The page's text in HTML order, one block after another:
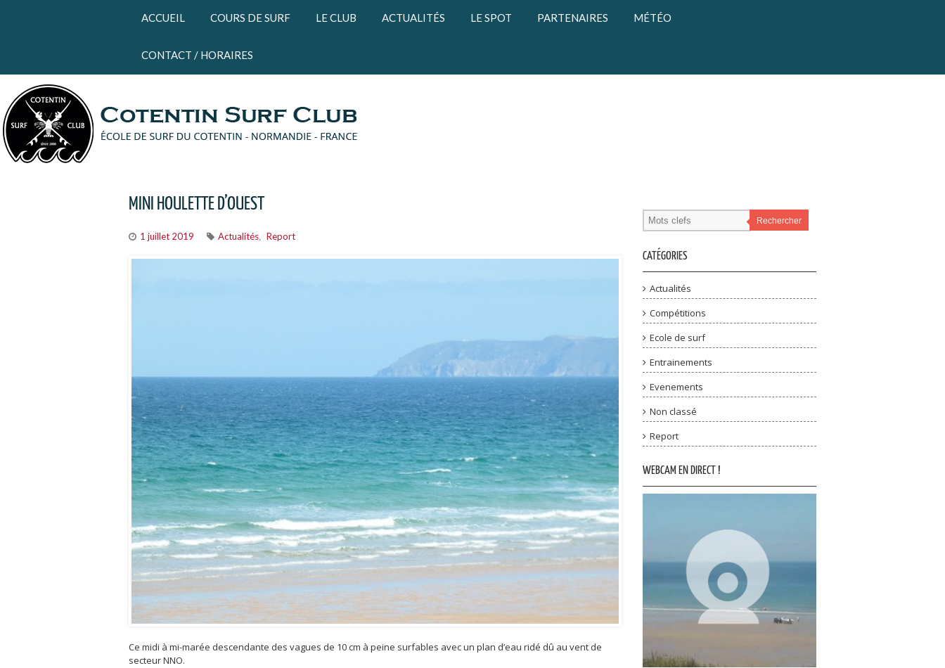
ACCUEIL COURS DE SURF LE CLUB ACTUALITÉS LE SPOT PARTENAIRES MÉTÉO
CONTACT / HORAIRES
MINI HOULETTE D’OUEST
1 juillet 2019 Actualités Report
Ce midi à mi-marée descendante des vagues de 10 cm à peine surfables avec un plan d’eau ridé dû au vent de
secteur NNO.
Rechercher
CATÉGORIES
Actualités
Compétitions
Ecole de surf
Entrainements
Evenements
Non classé
Report
WEBCAM EN DIRECT !